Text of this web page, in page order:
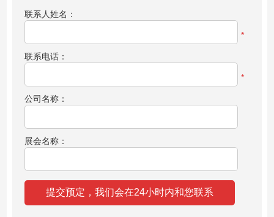
联系人姓名：
*
联系电话：
*
公司名称：
展会名称：